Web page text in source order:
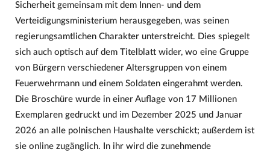
Sicherheit gemeinsam mit dem Innen- und dem
Verteidigungsministerium herausgegeben, was seinen
regierungsamtlichen Charakter unterstreicht. Dies spiegelt
sich auch optisch auf dem Titelblatt wider, wo eine Gruppe
von Bürgern verschiedener Altersgruppen von einem
Feuerwehrmann und einem Soldaten eingerahmt werden.
Die Broschüre wurde in einer Auflage von 17 Millionen
Exemplaren gedruckt und im Dezember 2025 und Januar
2026 an alle polnischen Haushalte verschickt; außerdem ist
sie online zugänglich. In ihr wird die zunehmende